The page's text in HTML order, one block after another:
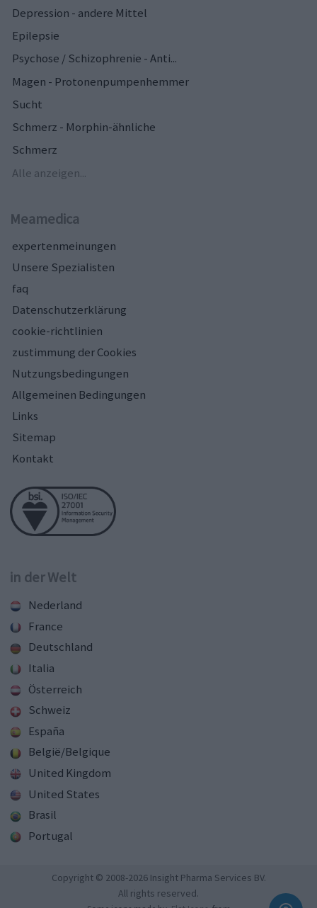
Depression - andere Mittel
Epilepsie
Psychose / Schizophrenie - Anti...
Magen - Protonenpumpenhemmer
Sucht
Schmerz - Morphin-ähnliche
Schmerz
Alle anzeigen...
Meamedica
expertenmeinungen
Unsere Spezialisten
faq
Datenschutzerklärung
cookie-richtlinien
zustimmung der Cookies
Nutzungsbedingungen
Allgemeinen Bedingungen
Links
Sitemap
Kontakt
in der Welt
Nederland
France
Deutschland
Italia
Österreich
Schweiz
España
België/Belgique
United Kingdom
United States
Brasil
Portugal
Copyright © 2008-2026 Insight Pharma Services BV.
All rights reserved.